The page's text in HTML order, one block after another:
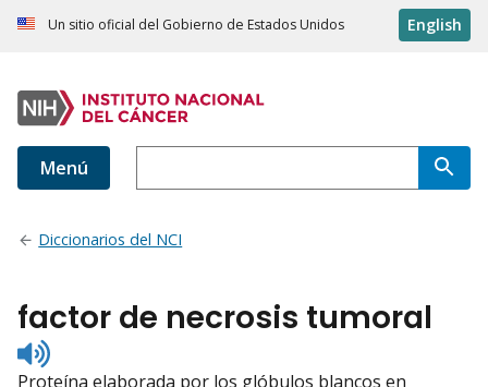
Un sitio oficial del Gobierno de Estados Unidos English
Menú
Diccionarios del NCI
factor de necrosis tumoral
Listen
to
Proteína elaborada por los glóbulos blancos en